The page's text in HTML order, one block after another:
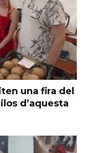
una fira del
d’aquesta